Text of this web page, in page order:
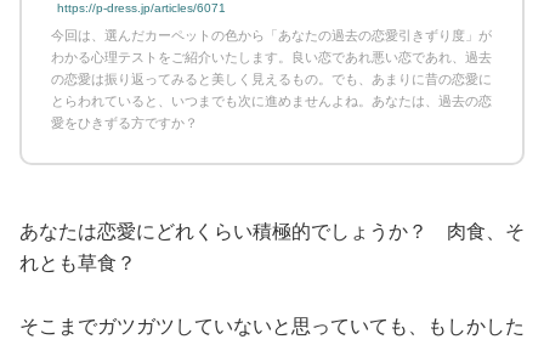
https://p-dress.jp/articles/6071
今回は、選んだカーペットの色から「あなたの過去の恋愛引きずり度」が
わかる心理テストをご紹介いたします。良い恋であれ悪い恋であれ、過去
の恋愛は振り返ってみると美しく見えるもの。でも、あまりに昔の恋愛に
とらわれていると、いつまでも次に進めませんよね。あなたは、過去の恋
愛をひきずる方ですか？
あなたは恋愛にどれくらい積極的でしょうか？ 肉食、そ
れとも草食？
そこまでガツガツしていないと思っていても、もしかした